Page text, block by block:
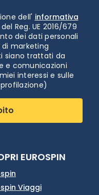
dell' informativa
Reg. UE 2016/679
dei dati personali
marketing
siano trattati da
e comunicazioni
interessi e sulle
EUROSPIN
Viaggi